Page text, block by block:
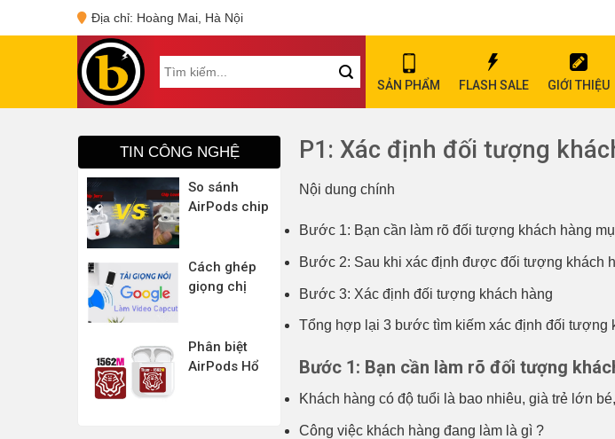
to
Địa chỉ: Hoàng Mai, Hà Nội
Tìm
kiếm:
SẢN PHẨM FLASH SALE GIỚI THIỆU
P1: Xác định đối tượng
Nội dung chính
Bước 1: Bạn cần làm rõ đối tượng khách hàng
Bước 2: Sau khi xác định được đối tượng khách
Bước 3: Xác định đối tượng khách hàng
Tổng hợp lại 3 bước tìm kiếm xác định đối tượng
Bước 1: Bạn cần làm rõ đối tượng
Khách hàng có độ tuổi là bao nhiêu, già trẻ lớn
Công việc khách hàng đang làm là gì ?
TIN CÔNG NGHỆ
So sánh
AirPods chip
Vằn)
Cách ghép
giọng chị
Phân biệt
AirPods Hổ